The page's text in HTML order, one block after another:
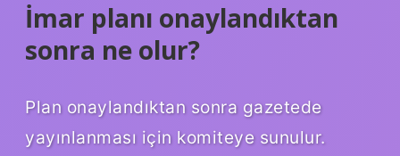
İmar planı onaylandıktan
sonra ne olur?
Plan onaylandıktan sonra gazetede
yayınlanması için komiteye sunulur.